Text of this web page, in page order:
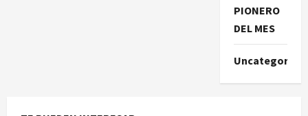
PIONERO
DEL MES
Uncategorized